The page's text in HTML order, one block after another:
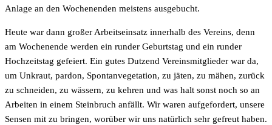
Anlage an den Wochenenden meistens ausgebucht.
Heute war dann großer Arbeitseinsatz innerhalb des Vereins, denn
am Wochenende werden ein runder Geburtstag und ein runder
Hochzeitstag gefeiert. Ein gutes Dutzend Vereinsmitglieder war da,
um Unkraut, pardon, Spontanvegetation, zu jäten, zu mähen, zurück
zu schneiden, zu wässern, zu kehren und was halt sonst noch so an
Arbeiten in einem Steinbruch anfällt. Wir waren aufgefordert, unsere
Sensen mit zu bringen, worüber wir uns natürlich sehr gefreut haben.